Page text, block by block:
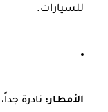
للسيارات.
الأمطار: نادرة